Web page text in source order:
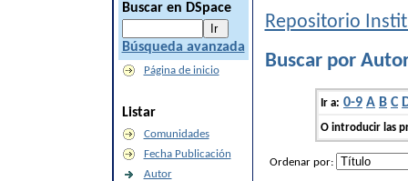
Buscar en DSpace
Búsqueda avanzada
Página de inicio
Listar
Comunidades
Fecha Publicación
Autor
Repositorio
Buscar por
Ir a: 0-9 A B C
O introducir las
Ordenar por: